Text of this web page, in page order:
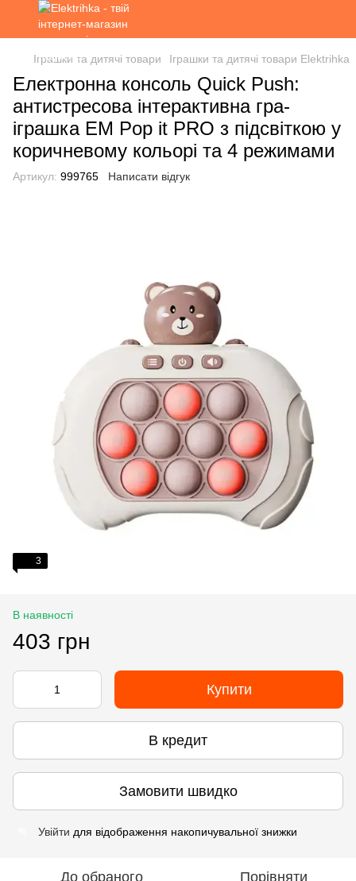
Іграшки та дитячі товари Іграшки та дитячі товари Elektrihka
Електронна консоль Quick Push:
антистресова інтерактивна гра-
іграшка EM Pop it PRO з підсвіткою у
коричневому кольорі та 4 режимами
Артикул: 999765 Написати відгук
3
В наявності
403 грн
Купити
В кредит
Замовити швидко
Увійти для відображення накопичувальної знижки
До обраного Порівняти